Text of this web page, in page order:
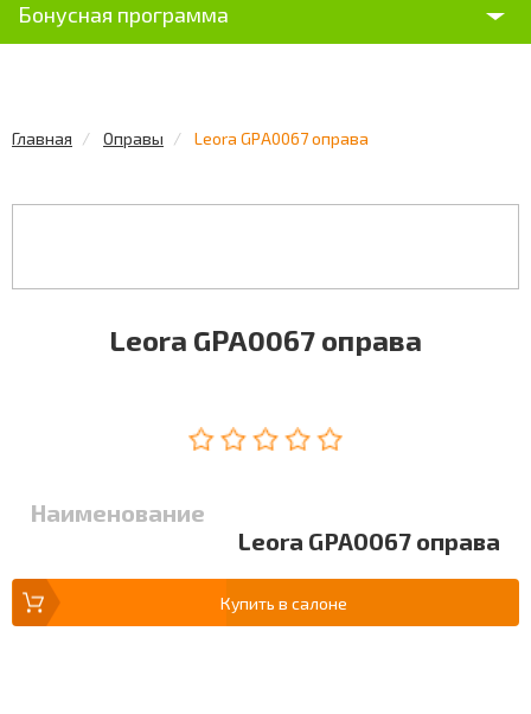
Бонусная программа
Главная Оправы Leora GPA0067 оправа
Leora GPA0067 оправа
Наименование
Leora GPA0067 оправа
Купить в салоне